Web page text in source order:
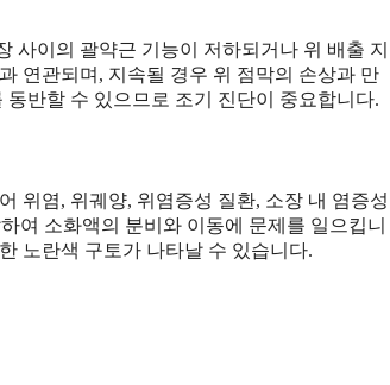
사이의 괄약근 기능이 저하되거나 위 배출 지
연관되며, 지속될 경우 위 점막의 손상과 만
반할 수 있으므로 조기 진단이 중요합니다.
위염, 위궤양, 위염증성 질환, 소장 내 염증성
여 소화액의 분비와 이동에 문제를 일으킵니
노란색 구토가 나타날 수 있습니다.